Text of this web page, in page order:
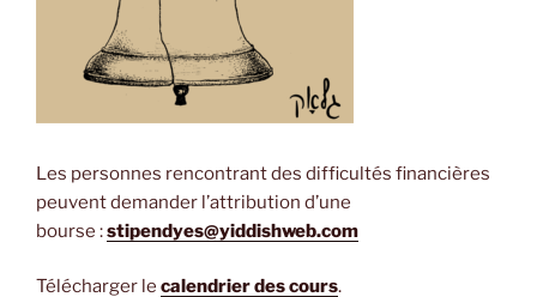
Les personnes rencontrant des difficultés financières
peuvent demander l’attribution d’une
bourse :stipendyes@yiddishweb.com
Télécharger le calendrier des cours.